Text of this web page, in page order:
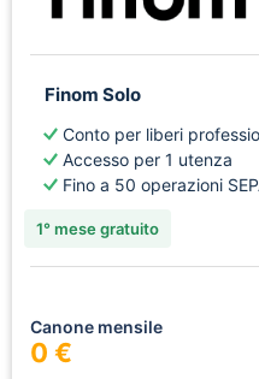
Finom Solo
Conto per liberi
Accesso per 1 utenza
Fino a 50 operazioni
1° mese gratuito
Canone mensile
0 €